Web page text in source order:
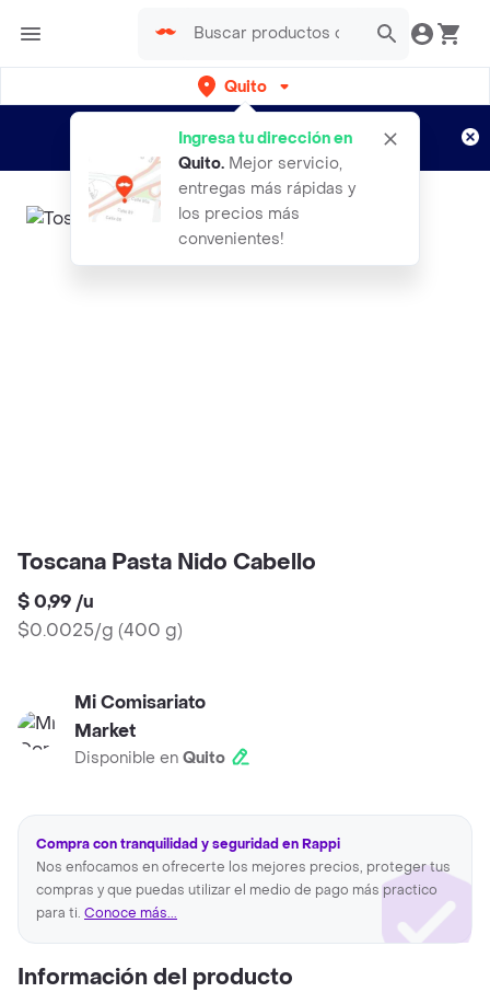
Quito
Ingresa tu dirección en
Quito. Mejor servicio,
entregas más rápidas y
los precios más
convenientes!
envíos gratis por semanas
Aplican TyC
Toscana Pasta Nido Cabello
$ 0,99 /u
$0.0025/g (400 g)
Mi Comisariato
Market
Disponible en Quito
Compra con tranquilidad y seguridad en Rappi
Nos enfocamos en ofrecerte los mejores precios, proteger tus
compras y que puedas utilizar el medio de pago más practico
para ti. Conoce más...
Información del producto